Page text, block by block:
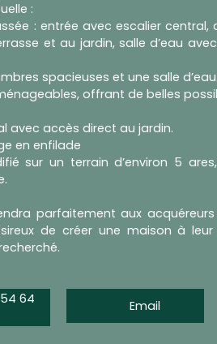
:
: entrée avec escalier
et au jardin, salle d’eau
spacieuses et une salle
offrant de belles
avec accès direct au jardin.
en enfilade
sur un terrain d’environ 5
parfaitement aux
de créer une maison à
64
Email